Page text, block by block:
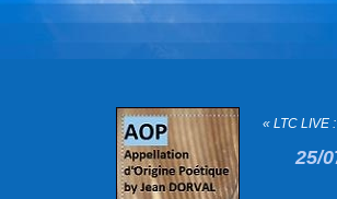
« LTC LIVE
25/